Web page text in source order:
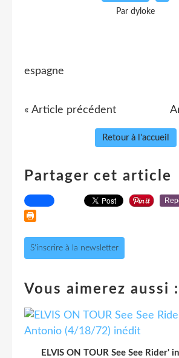
Par dyloke
espagne
« Article précédent
Retour à l'accueil
Partager cet article
S'inscrire à la newsletter
Vous aimerez aussi :
ELVIS ON TOUR See See Rider'